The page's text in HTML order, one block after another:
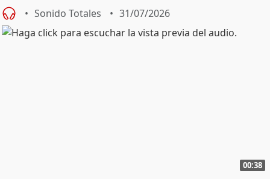
Sonido Totales 31/07/2026
00:38